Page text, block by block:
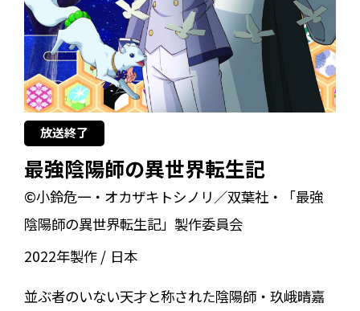
放送終了
最強陰陽師の異世界転生記
©小鈴危一・オカザキトシノリ／双葉社・「最強
陰陽師の異世界転生記」製作委員会
2022年製作
日本
並ぶ者のいない天才と称された陰陽師・玖峨晴嘉